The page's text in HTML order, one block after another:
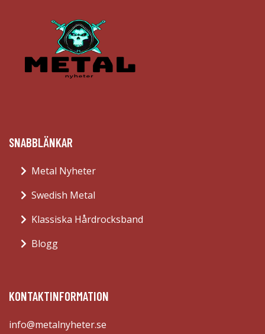
SNABBLÄNKAR
Metal Nyheter
Swedish Metal
Klassiska Hårdrocksband
Blogg
KONTAKTINFORMATION
info@metalnyheter.se